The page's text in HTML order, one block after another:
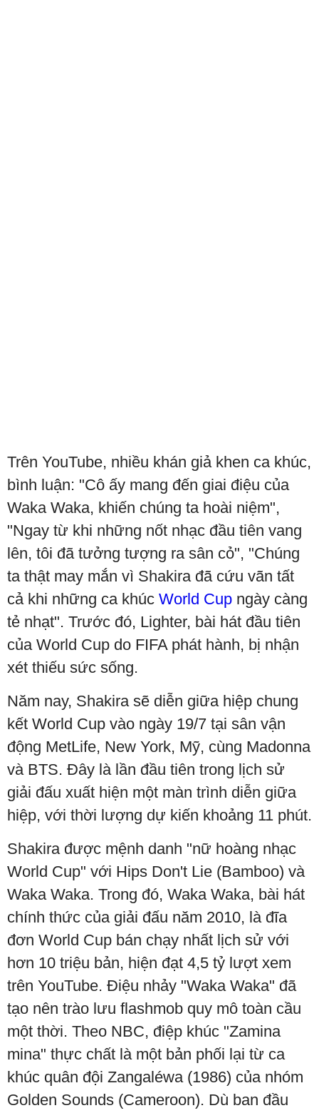
Trên YouTube, nhiều khán giả khen ca khúc,
bình luận: "Cô ấy mang đến giai điệu của
Waka Waka, khiến chúng ta hoài niệm",
"Ngay từ khi những nốt nhạc đầu tiên vang
lên, tôi đã tưởng tượng ra sân cỏ", "Chúng
ta thật may mắn vì Shakira đã cứu vãn tất
cả khi những ca khúc World Cup ngày càng
tẻ nhạt". Trước đó, Lighter, bài hát đầu tiên
của World Cup do FIFA phát hành, bị nhận
xét thiếu sức sống.
Năm nay, Shakira sẽ diễn giữa hiệp chung
kết World Cup vào ngày 19/7 tại sân vận
động MetLife, New York, Mỹ, cùng Madonna
và BTS. Đây là lần đầu tiên trong lịch sử
giải đấu xuất hiện một màn trình diễn giữa
hiệp, với thời lượng dự kiến khoảng 11 phút.
Shakira được mệnh danh "nữ hoàng nhạc
World Cup" với Hips Don't Lie (Bamboo) và
Waka Waka. Trong đó, Waka Waka, bài hát
chính thức của giải đấu năm 2010, là đĩa
đơn World Cup bán chạy nhất lịch sử với
hơn 10 triệu bản, hiện đạt 4,5 tỷ lượt xem
trên YouTube. Điệu nhảy "Waka Waka" đã
tạo nên trào lưu flashmob quy mô toàn cầu
một thời. Theo NBC, điệp khúc "Zamina
mina" thực chất là một bản phối lại từ ca
khúc quân đội Zangaléwa (1986) của nhóm
Golden Sounds (Cameroon). Dù ban đầu